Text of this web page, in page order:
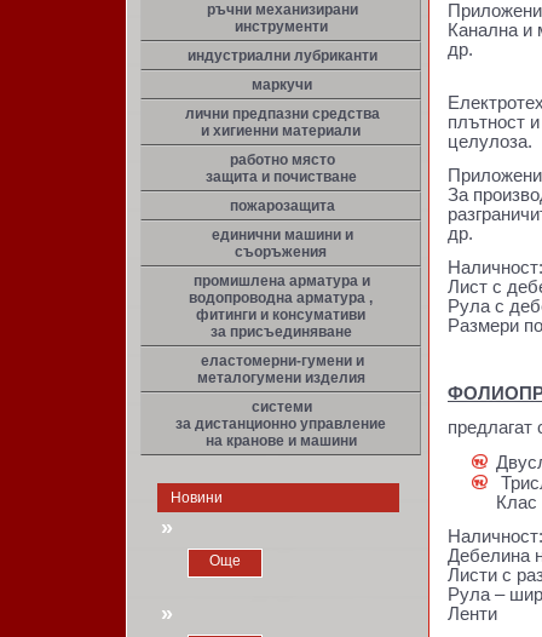
ръчни механизирани
инструменти
индустриални лубриканти
маркучи
лични предпазни средства
и хигиенни материали
работно място
защита и почистване
пожарозащита
единични машини и
съоръжения
промишлена арматура и
водопроводна арматура ,
фитинги и консумативи
за присъединяване
еластомерни-гумени и
металогумени изделия
системи
за дистанционно управление
на кранове и машини
Новини
»
Още
»
Канална и
др.
плътност
целулоза.
За
др.
Наличност:
Лист с
Рула с
Размери
предлагат
Клас
Наличност:
Дебелина
Листи с
Рула –
Ленти